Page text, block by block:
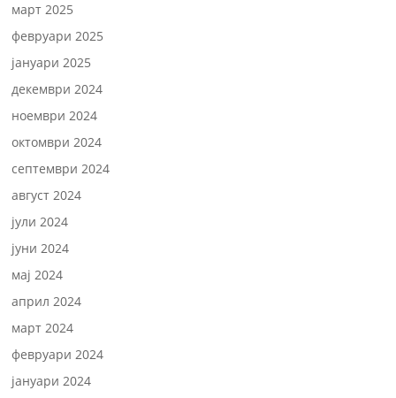
март 2025
февруари 2025
јануари 2025
декември 2024
ноември 2024
октомври 2024
септември 2024
август 2024
јули 2024
јуни 2024
мај 2024
април 2024
март 2024
февруари 2024
јануари 2024